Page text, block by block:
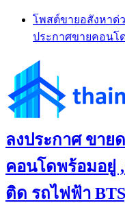
Skip
content
โพสต์ขายอสังหาด่
ประกาศขายคอนโ
ลงประกาศ ขาย
คอนโดพร้อมอยู่
ติด รถไฟฟ้า